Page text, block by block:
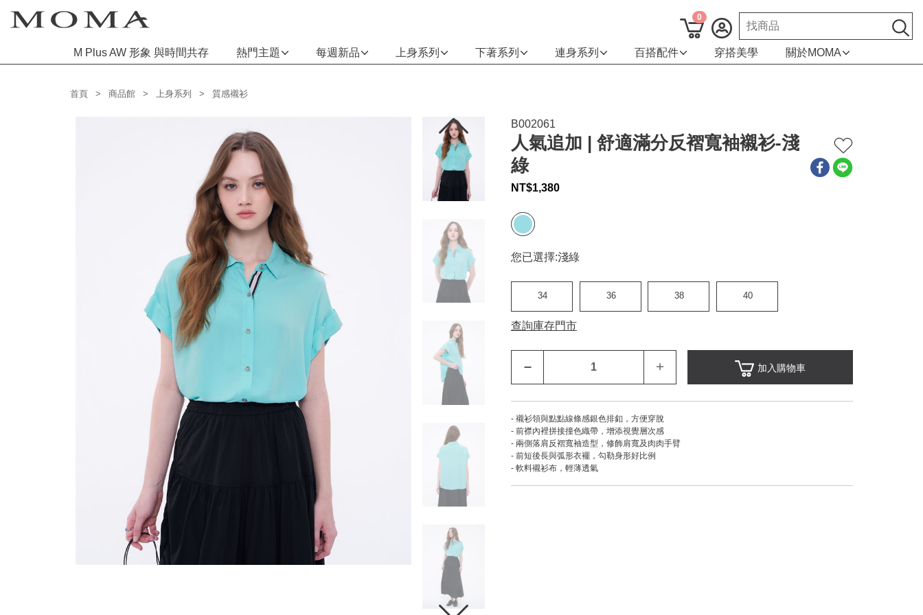
0
M Plus AW 形象 與時間共存 熱門主題 每週新品 上身系列 下著系列 連身系列 百搭配件 穿搭美學 關於MOMA
首頁 商品館 上身系列 質感襯衫
B002061
人氣追加 | 舒適滿分反褶寬袖襯衫-淺
綠
NT$1,380
您已選擇:淺綠
34 36 38 40
查詢庫存門市
– ＋ 加入購物車
- 襯衫領與點點線條感銀色排釦，方便穿脫
- 前襟內裡拼接撞色織帶，增添視覺層次感
- 兩側落肩反褶寬袖造型，修飾肩寬及肉肉手臂
- 前短後長與弧形衣襬，勾勒身形好比例
- 軟料襯衫布，輕薄透氣